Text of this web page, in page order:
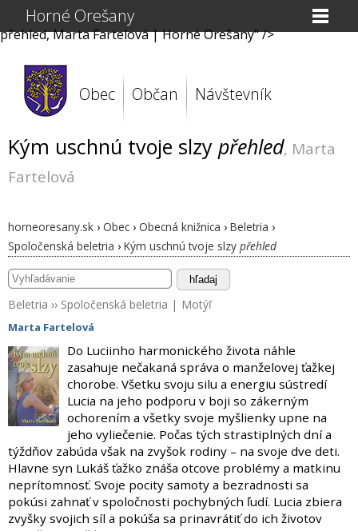
přehled, Marta Fartelová | Horné Orešany" />
Horné Orešany
Obec Občan Návštevník
Kým uschnú tvoje slzy přehled, Marta
Fartelová
horneoresany.sk › Obec › Obecná knižnica › Beletria ›
Spoločenská beletria › Kým uschnú tvoje slzy přehled
hľadaj
Beletria ›› Spoločenská beletria | Motýľ
Marta Fartelová
Do Luciinho harmonického života náhle
zasahuje nečakaná správa o manželovej ťažkej
chorobe. Všetku svoju silu a energiu sústredí
Lucia na jeho podporu v boji so zákerným
ochorením a všetky svoje myšlienky upne na
jeho vyliečenie. Počas tých strastiplných dní a
týždňov zabúda však na zvyšok rodiny – na svoje dve deti.
Hlavne syn Lukáš ťažko znáša otcove problémy a matkinu
neprítomnosť. Svoje pocity samoty a bezradnosti sa
pokúsi zahnať v spoločnosti pochybných ľudí. Lucia zbiera
zvyšky svojich síl a pokúša sa prinavrátiť do ich životov